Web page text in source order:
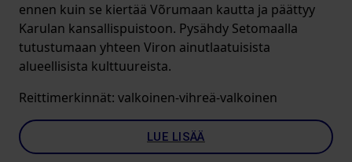
ennen kuin se kiertää Võrumaan kautta ja päättyy
Karulan kansallispuistoon. Pysähdy Setomaalla
tutustumaan yhteen Viron ainutlaatuisista
alueellisista kulttuureista.
Reittimerkinnät: valkoinen-vihreä-valkoinen
LUE LISÄÄ